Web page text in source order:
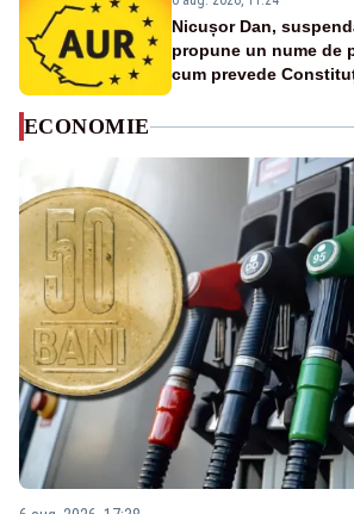
Nicușor Dan,
propune un nume de
cum prevede
ECONOMIE